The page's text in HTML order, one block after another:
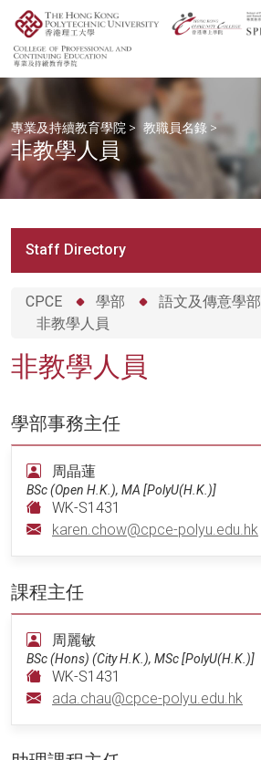
專業及持續教育學院 > 教職員名錄 >
非教學人員
Staff Directory
CPCE 學部
語文及傳意學部
非教學人員
非教學人員
學部事務主任
周晶蓮
BSc (Open H.K.), MA [PolyU(H.K.)]
WK-S1431
karen.chow@cpce-polyu.edu.hk
課程主任
周麗敏
BSc (Hons) (City H.K.), MSc [PolyU(H.K.)]
WK-S1431
ada.chau@cpce-polyu.edu.hk